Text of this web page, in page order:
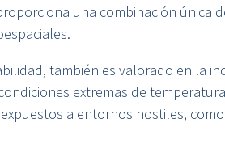
una combinación única
también es valorado en la
extremas de
a entornos hostiles,